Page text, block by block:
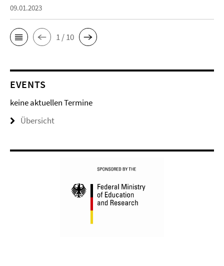
09.01.2023
1 / 10
EVENTS
keine aktuellen Termine
Übersicht